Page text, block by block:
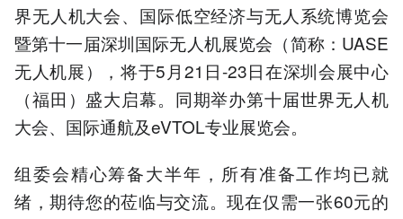
界无人机大会、国际低空经济与无人系统博览会
暨第十一届深圳国际无人机展览会（简称：UASE
无人机展），将于5月21日-23日在深圳会展中心
（福田）盛大启幕。同期举办第十届世界无人机
大会、国际通航及eVTOL专业展览会。
组委会精心筹备大半年，所有准备工作均已就
绪，期待您的莅临与交流。现在仅需一张60元的